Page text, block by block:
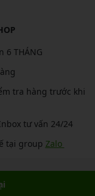
6 THÁNG
tra hàng trước khi
tư vấn 24/24
tại group Zalo